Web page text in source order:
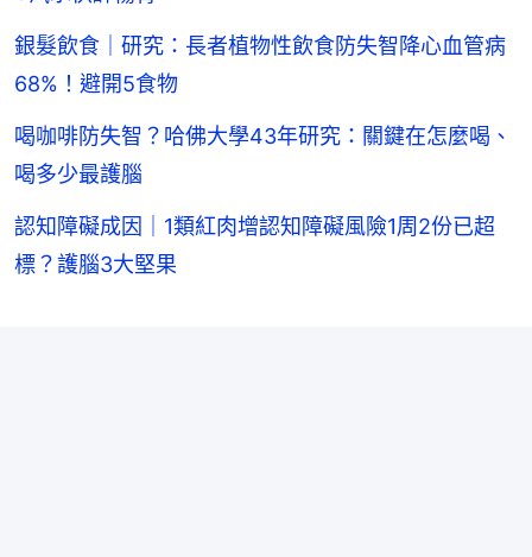
銀髮飲食｜研究：長者植物性飲食防失智降心血管病
68%！避開5食物
喝咖啡防失智？哈佛大學43年研究：關鍵在怎麼喝、
喝多少最護腦
認知障礙成因｜1類紅肉增認知障礙風險1周2份已超
標？護腦3大堅果